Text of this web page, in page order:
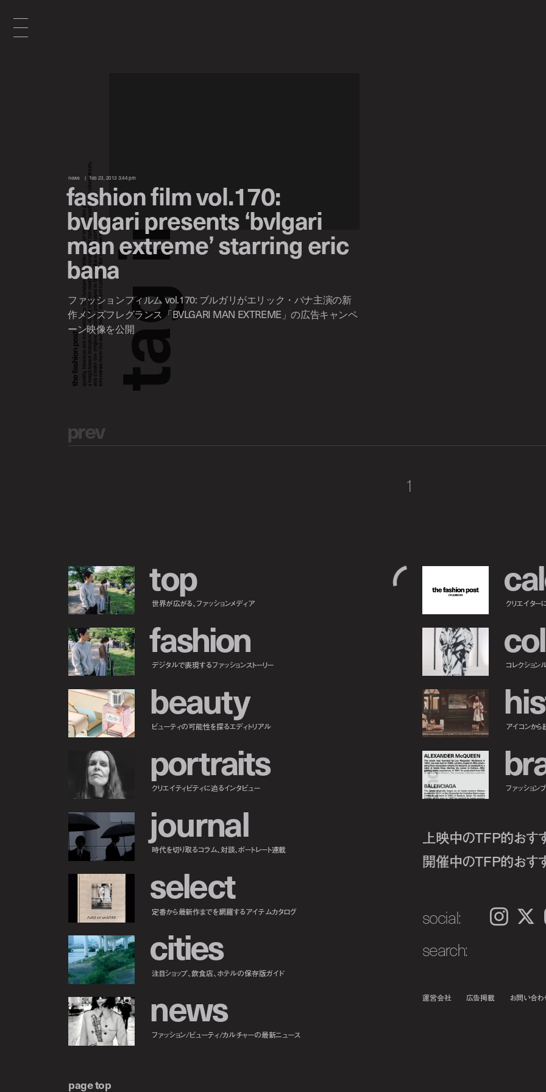
quality, timeless and innovation are the fundamental philosophy of the fashion post,a tokyo based independent digital fashion media. we curate daily fashion, beauty and culture feeds,and create the original editorials, portrayed in the digital era, and portraits,interviews from the authorities of different culture in the creative industry.
t
a
g
i
n
d
news feb 23, 2013 3:44 pm
fashion film vol.170:
bvlgari presents ‘bvlgari
man extreme’ starring eric
bana
ファッションフィルム vol.170: ブルガリがエリック・バナ主演の新
作メンズフレグランス「BVLGARI MAN EXTREME」の広告キャンペ
ーン映像を公開
prev
1
top
世界が広がる、ファッションメディア
fashion
デジタルで表現するファッションストーリー
beauty
ビューティの可能性を探るエディトリアル
portraits
クリエイティビティに迫るインタビュー
journal
時代を切り取るコラム、対談、ポートレート連載
select
定番から最新作までを網羅するアイテムカタログ
cities
注目ショップ、飲食店、ホテルの保存版ガイド
news
ファッション/ビューティ/カルチャーの最新ニュース
cal
クリエイター
col
コレクション
his
アイコンから
br
ファッション
上映中のTFP的おす
開催中のTFP的おす
social: Instagram 𝕏
search:
運営会社 広告掲載 お問い合わ
page top